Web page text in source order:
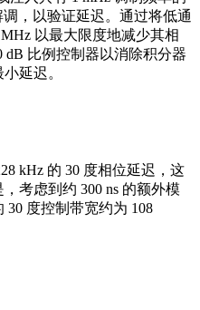
，以验证延迟。通过将低通
以最大限度地减少其相
dB 比例控制器以消除积分器
延迟。
kHz 的 30 度相位延迟，这
考虑到约 300 ns 的额外模
度控制带宽约为 108